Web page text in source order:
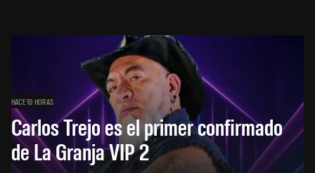
HACE 10 HORAS
Carlos Trejo es el primer confirmado
de La Granja VIP 2